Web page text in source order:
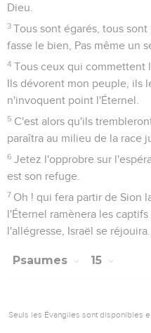
Dieu.
3 Tous sont égarés, tous
fasse le bien, Pas même un
4 Tous ceux qui commettent
Ils dévorent mon peuple, ils
n'invoquent point l'Éternel.
5 C'est alors qu'ils
paraîtra au milieu de la race
6 Jetez l'opprobre sur
est son refuge.
7 Oh ! qui fera partir de Sion
l'Éternel ramènera les
l'allégresse, Israël se réjouira.
Psaumes 15
Seuls les Évangiles sont disponibles